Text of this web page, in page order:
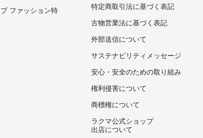
ファッション特
特定商取引法に基づく表記
古物営業法に基づく表記
外部送信について
サステナビリティメッセージ
安心・安全のための取り組み
権利侵害について
商標権について
ラクマ公式ショップ
出店について